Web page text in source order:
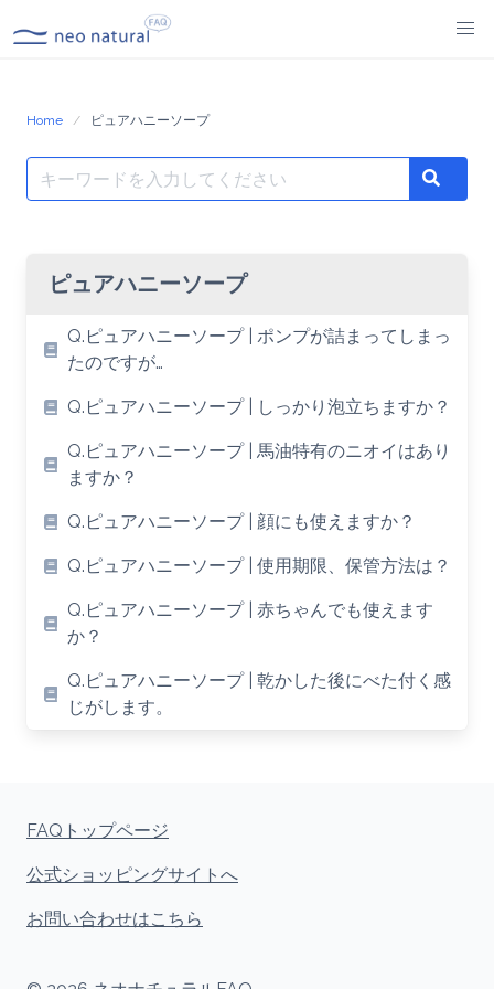
to
Home ピュアハニーソープ
Search
for:
Search
ピュアハニーソープ
Q.ピュアハニーソープ | ポンプが詰まってしまっ
たのですが…
Q.ピュアハニーソープ | しっかり泡立ちますか？
Q.ピュアハニーソープ | 馬油特有のニオイはあり
ますか？
Q.ピュアハニーソープ | 顔にも使えますか？
Q.ピュアハニーソープ | 使用期限、保管方法は？
Q.ピュアハニーソープ | 赤ちゃんでも使えます
か？
Q.ピュアハニーソープ | 乾かした後にべた付く感
じがします。
FAQトップページ
公式ショッピングサイトへ
お問い合わせはこちら